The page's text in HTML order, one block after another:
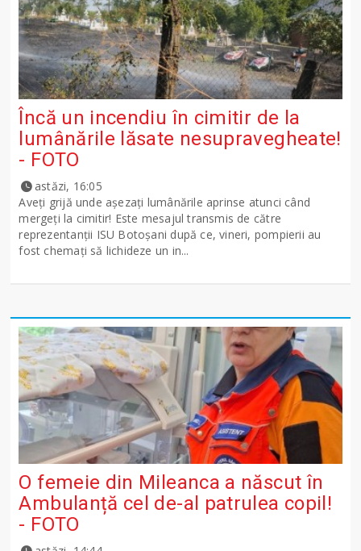
Încă un incendiu în cimitir de la
lumânările lăsate nesupravegheate!
- FOTO
astăzi, 16:05
Aveți grijă unde așezați lumânările aprinse atunci când
mergeți la cimitir! Este mesajul transmis de către
reprezentanții ISU Botoșani după ce, vineri, pompierii au
fost chemați să lichideze un in...
O femeie din Mileanca a născut în
Ambulanță cel de-al patrulea copil!
- FOTO